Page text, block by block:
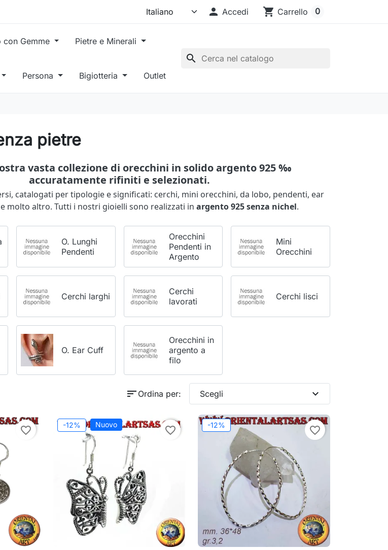
 Accedi shopping_cart Carrello 0
con Gemme Pietre e Minerali
Persona Bigiotteria Outlet
search
pietre
vasta collezione di orecchini in solido argento 925 ‰
accuratamente rifiniti e selezionati.
catalogati per tipologie e significati: cerchi, mini orecchini, da lobo, pendenti, ear
molto altro. Tutti i nostri gioielli sono realizzati in argento 925 senza nichel.
O. Lunghi
Pendenti
Orecchini
Pendenti in
Argento
Mini
Orecchini
Cerchi larghi
Cerchi
lavorati
Cerchi lisci
O. Ear Cuff
Orecchini in
argento a
filo
sort Ordina per: Scegli expand_more
favorite_border -12% Nuovo favorite_border -12% favorite_border